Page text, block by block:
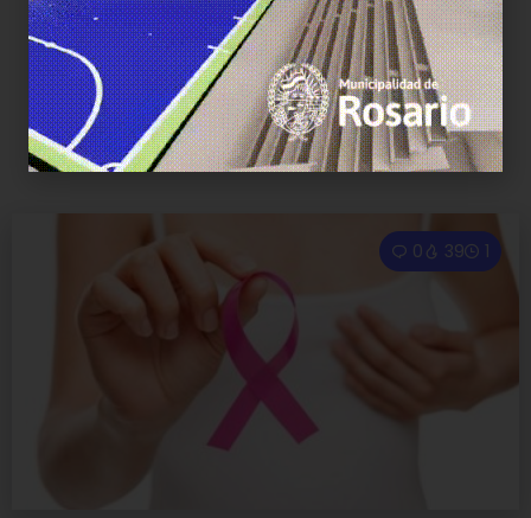
FAOHP solicita leche en polvo
para pacientes oncopediátricos
Leonardo Mensa 20 Mayo, 2026
0 39 1